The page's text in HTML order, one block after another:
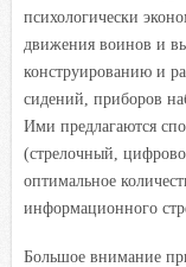
психологически
движения воинов и
конструированию и
сидений, приборов
Ими предлагаются
(стрелочный,
оптимальное
информационного
Большое внимание